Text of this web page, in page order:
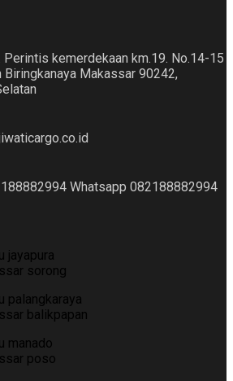
Perintis kemerdekaan km.19. No.14-15
Biringkanaya Makassar 90242,
Whatsapp 082188882994
sorong
balikpapan
poso